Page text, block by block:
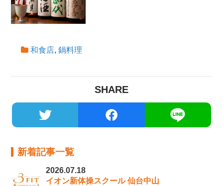
和食店,鍋料理
SHARE
新着記事一覧
2026.07.18
イオン新体操スクール 仙台中山